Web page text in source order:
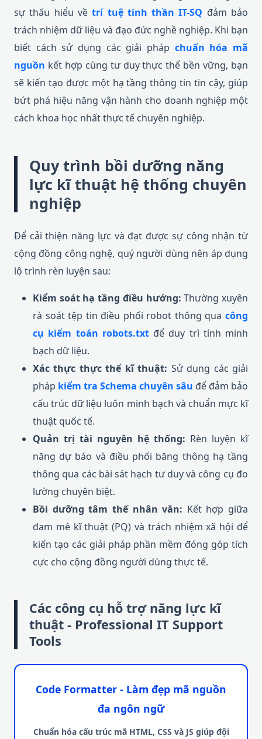
sự thấu hiểu vềtrí tuệ tinh thần IT-SQ đảm bảo
trách nhiệm dữ liệu và đạo đức nghề nghiệp. Khi bạn
biết cách sử dụng các giải pháp chuẩn hóa mã
nguồn kết hợp cùng tư duy thực thể bền vững, bạn
sẽ kiến tạo được một hạ tầng thông tin tin cậy, giúp
bứt phá hiệu năng vận hành cho doanh nghiệp một
cách khoa học nhất thực tế chuyên nghiệp.
Quy trình bồi dưỡng năng
lực kĩ thuật hệ thống chuyên
nghiệp
Để cải thiện năng lực và đạt được sự công nhận từ
cộng đồng công nghệ, quý người dùng nên áp dụng
lộ trình rèn luyện sau:
Kiểm soát hạ tầng điều hướng: Thường xuyên
rà soát tệp tin điều phối robot thông qua công
cụ kiểm toán robots.txtđể duy trì tính minh
bạch dữ liệu.
Xác thực thực thể kĩ thuật: Sử dụng các giải
pháp kiểm tra Schema chuyên sâu để đảm bảo
cấu trúc dữ liệu luôn minh bạch và chuẩn mực kĩ
thuật quốc tế.
Quản trị tài nguyên hệ thống: Rèn luyện kĩ
năng dự báo và điều phối băng thông hạ tầng
thông qua các bài sát hạch tư duy và công cụ đo
lường chuyên biệt.
Bồi dưỡng tâm thế nhân văn: Kết hợp giữa
đam mê kĩ thuật (PQ) và trách nhiệm xã hội để
kiến tạo các giải pháp phần mềm đóng góp tích
cực cho cộng đồng người dùng thực tế.
Các công cụ hỗ trợ năng lực kĩ
thuật - Professional IT Support
Tools
Code Formatter - Làm đẹp mã nguồn
đa ngôn ngữ
Chuẩn hóa cấu trúc mã HTML, CSS và JS giúp đội